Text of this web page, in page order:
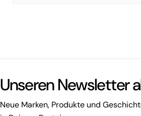
Unseren Newsletter
Neue Marken, Produkte und